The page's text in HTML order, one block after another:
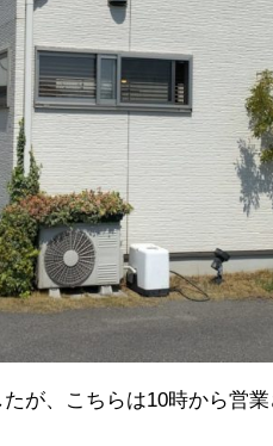
が、こちらは10時から営